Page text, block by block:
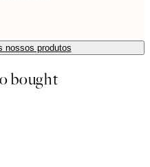
nossos produtos
bought